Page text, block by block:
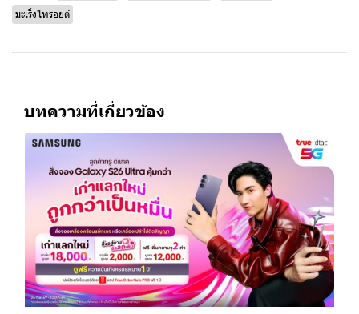
มะเร็งไทรอยด์
บทความที่เกี่ยวข้อง